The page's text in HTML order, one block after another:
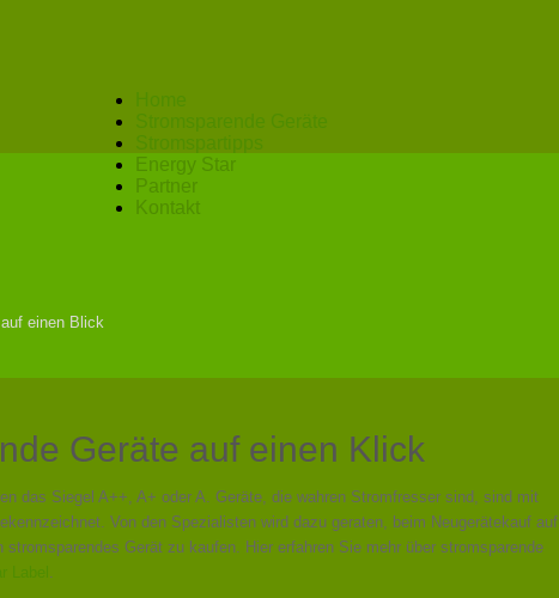
Stromsparende Geräte
Stromspartipps
Energy Star
Partner
Kontakt
einen Blick
Geräte auf einen Klick
das Siegel A++, A+ oder A. Geräte, die wahren Stromfresser sind, sind mit
Von den Spezialisten wird dazu geraten, beim Neugerätekauf auf
stromsparendes Gerät zu kaufen. Hier erfahren Sie mehr über stromsparende
Label